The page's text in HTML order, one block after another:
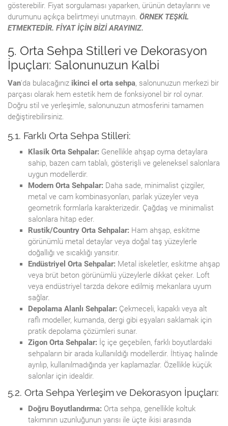
gösterebilir. Fiyat sorgulaması yaparken, ürünün detaylarını ve
durumunu açıkça belirtmeyi unutmayın. ÖRNEK TEŞKİL
ETMEKTEDİR. FİYAT İÇİN BİZİ ARAYINIZ.
5. Orta Sehpa Stilleri ve Dekorasyon
İpuçları: Salonunuzun Kalbi
Van'da bulacağınız ikinci el orta sehpa, salonunuzun merkezi bir
parçası olarak hem estetik hem de fonksiyonel bir rol oynar.
Doğru stil ve yerleşimle, salonunuzun atmosferini tamamen
değiştirebilirsiniz.
5.1. Farklı Orta Sehpa Stilleri:
Klasik Orta Sehpalar: Genellikle ahşap oyma detaylara
sahip, bazen cam tablalı, gösterişli ve geleneksel salonlara
uygun modellerdir.
Modern Orta Sehpalar: Daha sade, minimalist çizgiler,
metal ve cam kombinasyonları, parlak yüzeyler veya
geometrik formlarla karakterizedir. Çağdaş ve minimalist
salonlara hitap eder.
Rustik/Country Orta Sehpalar: Ham ahşap, eskitme
görünümlü metal detaylar veya doğal taş yüzeylerle
doğallığı ve sıcaklığı yansıtır.
Endüstriyel Orta Sehpalar: Metal iskeletler, eskitme ahşap
veya brüt beton görünümlü yüzeylerle dikkat çeker. Loft
veya endüstriyel tarzda dekore edilmiş mekanlara uyum
sağlar.
Depolama Alanlı Sehpalar: Çekmeceli, kapaklı veya alt
raflı modeller, kumanda, dergi gibi eşyaları saklamak için
pratik depolama çözümleri sunar.
Zigon Orta Sehpalar: İç içe geçebilen, farklı boyutlardaki
sehpaların bir arada kullanıldığı modellerdir. İhtiyaç halinde
ayrılıp, kullanılmadığında yer kaplamazlar. Özellikle küçük
salonlar için idealdir.
5.2. Orta Sehpa Yerleşim ve Dekorasyon İpuçları:
Doğru Boyutlandırma: Orta sehpa, genellikle koltuk
takımının uzunluğunun yarısı ile üçte ikisi arasında